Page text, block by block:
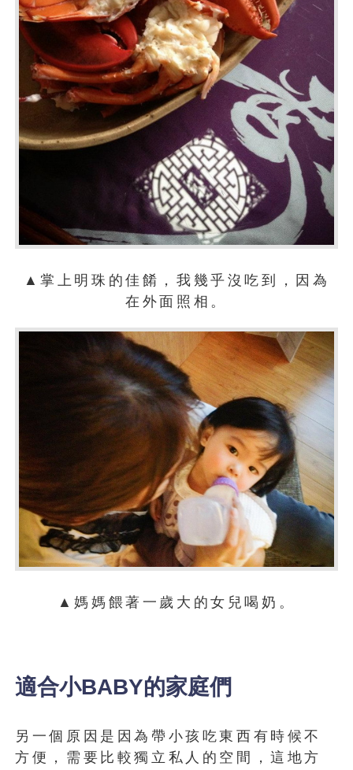
▲掌上明珠的佳餚，我幾乎沒吃到，因為
在外面照相。
▲媽媽餵著一歲大的女兒喝奶。
適合小BABY的家庭們
另一個原因是因為帶小孩吃東西有時候不
方便，需要比較獨立私人的空間，這地方